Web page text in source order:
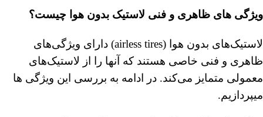
ویژگی های ظاهری و فنی لاستیک بدون هوا چیست؟
لاستیک‌های بدون هوا (airless tires) دارای ویژگی‌های
ظاهری و فنی خاصی هستند که آنها را از لاستیک‌های
معمولی متمایز می‌کند. در ادامه به بررسی این ویژگی ها
میپردازیم.